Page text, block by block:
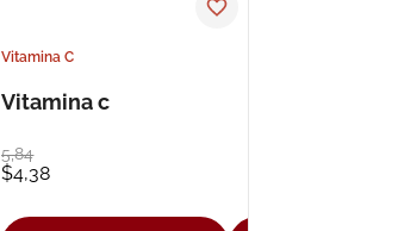
Vitamina C
Vitamina c
5,84
$4,38